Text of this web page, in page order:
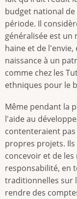
budget national de
période. Il
généralisée est un
haine et de
naissance à un
comme chez les
ethniques pour le
Même pendant la
l'aide au
contenteraient
propres projets.
concevoir et de
responsabilité, en
traditionnelles sur
rendre des